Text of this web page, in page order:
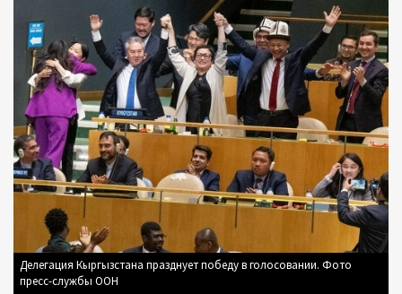
Делегация Кыргызстана празднует победу в голосовании. Фото
пресс-службы ООН